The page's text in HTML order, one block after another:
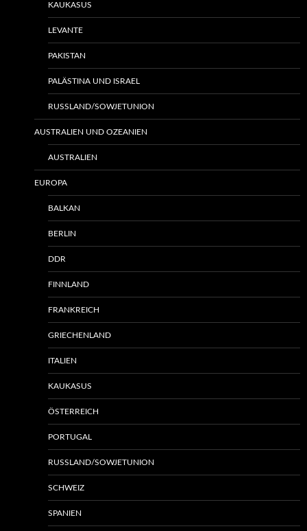
KAUKASUS
LEVANTE
PAKISTAN
PALÄSTINA UND ISRAEL
RUSSLAND/SOWJETUNION
AUSTRALIEN UND OZEANIEN
AUSTRALIEN
EUROPA
BALKAN
BERLIN
DDR
FINNLAND
FRANKREICH
GRIECHENLAND
ITALIEN
KAUKASUS
ÖSTERREICH
PORTUGAL
RUSSLAND/SOWJETUNION
SCHWEIZ
SPANIEN